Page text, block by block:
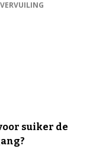
VERVUILING
suiker de